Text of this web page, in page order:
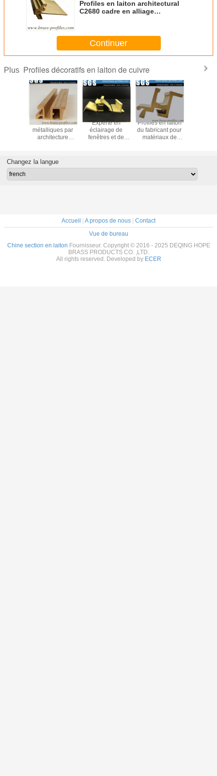
Profiles en laiton architectural
C2680 cadre en alliage
Continuer
Plus Profiles décoratifs en laiton de cuivre
Fenêtres
métalliques par
architecture
cuivre
Experte en
éclairage de
fenêtres et de
Profiles en laiton
du fabricant pour
matériaux de
Changez la langue
Accueil A propos de nous
Contact
Vue de bureau
Chine section en laiton Fournisseur. Copyright © 2016 - 2025 DEQING HOPE
BRASS PRODUCTS CO. ,LTD.
All rights reserved. Developed by ECER